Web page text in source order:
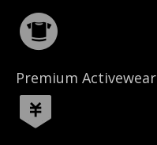
Premium Activewear